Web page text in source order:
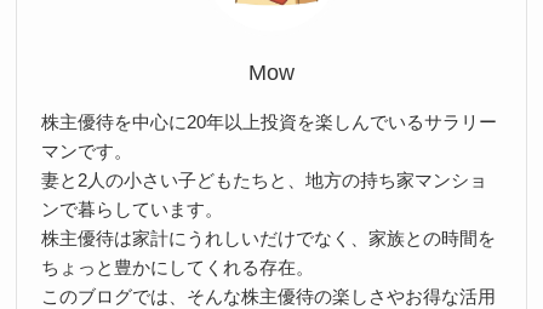
Mow
株主優待を中心に20年以上投資を楽しんでいるサラリー
マンです。
妻と2人の小さい子どもたちと、地方の持ち家マンショ
ンで暮らしています。
株主優待は家計にうれしいだけでなく、家族との時間を
ちょっと豊かにしてくれる存在。
このブログでは、そんな株主優待の楽しさやお得な活用